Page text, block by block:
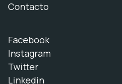
Contacto
Facebook
Instagram
Twitter
Linkedin